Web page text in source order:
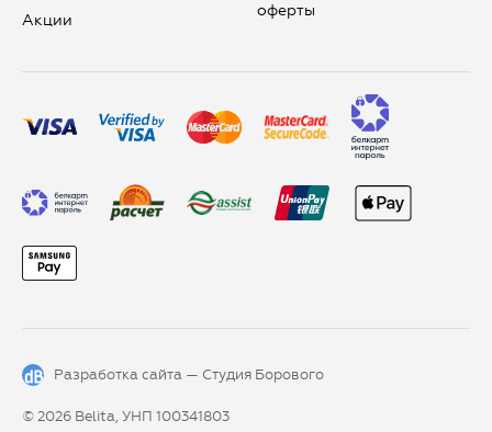
Aкции
оферты
Разработка сайта — Студия Борового
© 2026 Belita, УНП 100341803